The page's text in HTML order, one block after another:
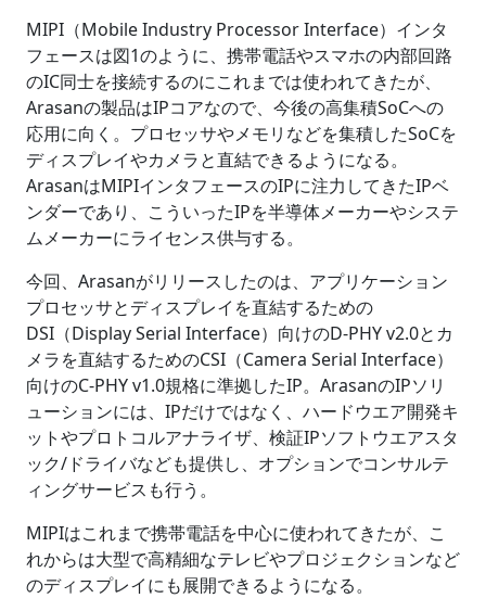
MIPI（Mobile Industry Processor Interface）インタ
フェースは図1のように、携帯電話やスマホの内部回路
のIC同士を接続するのにこれまでは使われてきたが、
Arasanの製品はIPコアなので、今後の高集積SoCへの
応用に向く。プロセッサやメモリなどを集積したSoCを
ディスプレイやカメラと直結できるようになる。
ArasanはMIPIインタフェースのIPに注力してきたIPベ
ンダーであり、こういったIPを半導体メーカーやシステ
ムメーカーにライセンス供与する。
今回、Arasanがリリースしたのは、アプリケーション
プロセッサとディスプレイを直結するための
DSI（Display Serial Interface）向けのD-PHY v2.0とカ
メラを直結するためのCSI（Camera Serial Interface）
向けのC-PHY v1.0規格に準拠したIP。ArasanのIPソリ
ューションには、IPだけではなく、ハードウエア開発キ
ットやプロトコルアナライザ、検証IPソフトウエアスタ
ック/ドライバなども提供し、オプションでコンサルテ
ィングサービスも行う。
MIPIはこれまで携帯電話を中心に使われてきたが、こ
れからは大型で高精細なテレビやプロジェクションなど
のディスプレイにも展開できるようになる。